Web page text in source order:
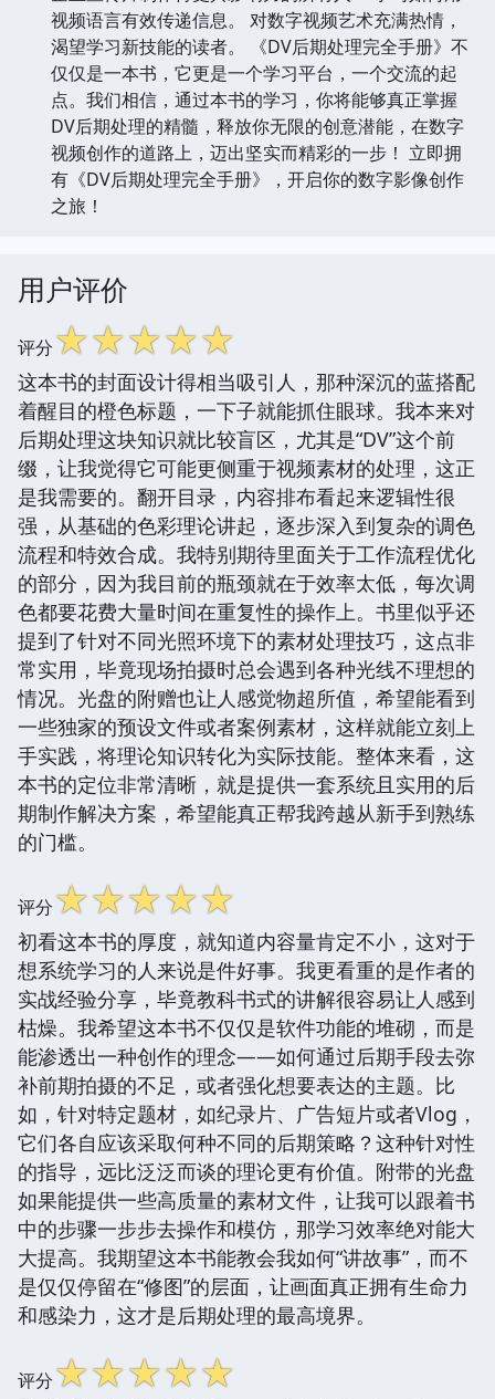
视频语言有效传递信息。 对数字视频艺术充满热情，
渴望学习新技能的读者。 《DV后期处理完全手册》不
仅仅是一本书，它更是一个学习平台，一个交流的起
点。我们相信，通过本书的学习，你将能够真正掌握
DV后期处理的精髓，释放你无限的创意潜能，在数字
视频创作的道路上，迈出坚实而精彩的一步！ 立即拥
有《DV后期处理完全手册》，开启你的数字影像创作
之旅！
用户评价
评分☆☆☆☆☆
这本书的封面设计得相当吸引人，那种深沉的蓝搭配
着醒目的橙色标题，一下子就能抓住眼球。我本来对
后期处理这块知识就比较盲区，尤其是“DV”这个前
缀，让我觉得它可能更侧重于视频素材的处理，这正
是我需要的。翻开目录，内容排布看起来逻辑性很
强，从基础的色彩理论讲起，逐步深入到复杂的调色
流程和特效合成。我特别期待里面关于工作流程优化
的部分，因为我目前的瓶颈就在于效率太低，每次调
色都要花费大量时间在重复性的操作上。书里似乎还
提到了针对不同光照环境下的素材处理技巧，这点非
常实用，毕竟现场拍摄时总会遇到各种光线不理想的
情况。光盘的附赠也让人感觉物超所值，希望能看到
一些独家的预设文件或者案例素材，这样就能立刻上
手实践，将理论知识转化为实际技能。整体来看，这
本书的定位非常清晰，就是提供一套系统且实用的后
期制作解决方案，希望能真正帮我跨越从新手到熟练
的门槛。
评分☆☆☆☆☆
初看这本书的厚度，就知道内容量肯定不小，这对于
想系统学习的人来说是件好事。我更看重的是作者的
实战经验分享，毕竟教科书式的讲解很容易让人感到
枯燥。我希望这本书不仅仅是软件功能的堆砌，而是
能渗透出一种创作的理念——如何通过后期手段去弥
补前期拍摄的不足，或者强化想要表达的主题。比
如，针对特定题材，如纪录片、广告短片或者Vlog，
它们各自应该采取何种不同的后期策略？这种针对性
的指导，远比泛泛而谈的理论更有价值。附带的光盘
如果能提供一些高质量的素材文件，让我可以跟着书
中的步骤一步步去操作和模仿，那学习效率绝对能大
大提高。我期望这本书能教会我如何“讲故事”，而不
是仅仅停留在“修图”的层面，让画面真正拥有生命力
和感染力，这才是后期处理的最高境界。
评分☆☆☆☆☆